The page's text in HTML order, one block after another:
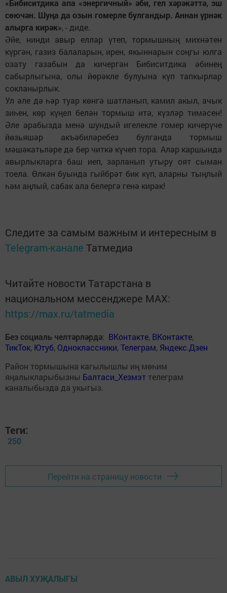
«Бибиситдика апа «энергичный» әби, гел хәрәкәттә, эш
сөючән. Шуңа да озын гомерле булгандыр. Аннан үрнәк
алырга кирәк», - диде.
Әйе, нинди авыр еллар үтеп, тормышның михнәтен
күргән, газиз балаларын, ирен, якыннарын соңгы юлга
озату газабын да кичергән Бибиситдика әбинең
сабырлыгына, олы йөрәкле булуына күп тапкырлар
сокланырлык.
Ул әле дә һәр туар көнгә шатланып, камил акыл, ачык
зиһен, көр күңел белән тормыш итә, күзләр тимәсен!
Әле арабызда менә шундый игелекле гомер кичерүче
йөзьяшәр акъәбиләребез булганда тормыш
мәшәкатьләре дә бер читкә күчеп тора. Алар каршында
авырлыкларга баш иеп, зарланып утыру оят сыман
тоела. Өлкән буында гыйбрәт бик күп, аларны тыңлый
һәм аңлый, сабак ала белергә генә кирәк!
Следите за самым важным и интересным в
Telegram-канале Татмедиа
Читайте новости Татарстана в
национальном мессенджере MАХ:
https://max.ru/tatmedia
Без социаль челтәрләрдә: ВКонтакте, ВКонтакте,
ТикТок, Ютуб, Одноклассники,Телеграм, Яндекс.Дзен
Район тормышына кагылышлы иң мөһим
яңалыкларыбызны Балтаси_Хезмэт телеграм
каналыбызда да укыгыз.
Теги:
250
Перейти на страницу новости
АВЫЛ ХУҖАЛЫГЫ